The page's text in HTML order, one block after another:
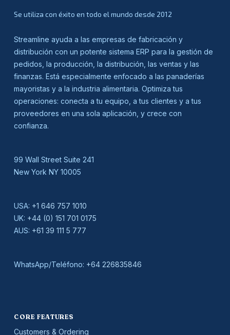
Se utiliza con éxito en todo el mundo desde 2012
Streamline ayuda a las empresas de fabricación y
distribución con un potente sistema ERP para la gestión de
pedidos, la producción, la distribución, las ventas y las
finanzas. Está especialmente enfocado a las panaderías
mayoristas y a la industria alimentaria. Optimiza tus
operaciones: conecta a tu equipo, a tus clientes y a tus
proveedores en una sola aplicación, y crece con
confianza.
99 Wall Street Suite 241
New York NY 10005
USA: +1 646 757 1010
UK: +44 (0) 151 701 0175
AUS: +61 39 111 5 777
WhatsApp/Teléfono: +64 226835846
CORE FEATURES
Customers & Ordering